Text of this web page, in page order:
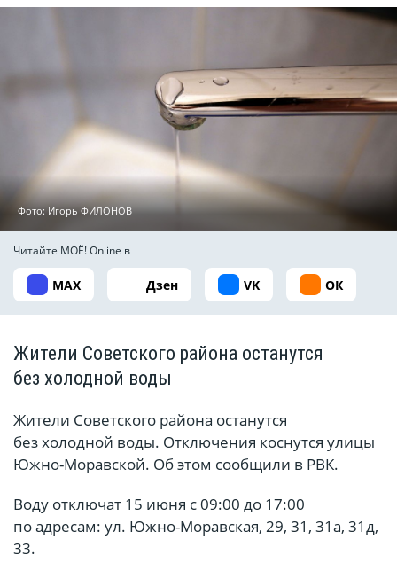
Фото: Игорь ФИЛОНОВ
Читайте МОЁ! Online в
MAX Дзен VK ОК
Жители Советского района останутся
без холодной воды
Жители Советского района останутся
без холодной воды. Отключения коснутся улицы
Южно-Моравской. Об этом сообщили в РВК.
Воду отключат 15 июня с 09:00 до 17:00
по адресам: ул. Южно-Моравская, 29, 31, 31а, 31д,
33.